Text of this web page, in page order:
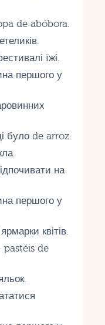
de abóbora.
їжі.
першого у
було de arroz.
на
першого у
квітів.
pastéis de